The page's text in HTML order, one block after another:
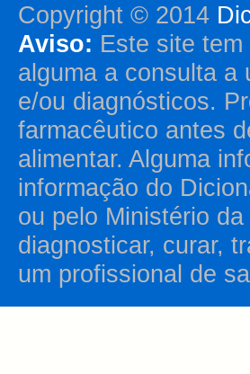
Copyright © 2014
Aviso: Este site
alguma a consulta a
e/ou diagnósticos.
farmacêutico antes
alimentar. Alguma
informação do
ou pelo Ministério
diagnosticar, curar,
um profissional de